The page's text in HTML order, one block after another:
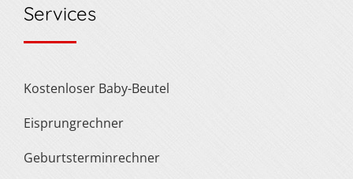
Services
Kostenloser Baby-Beutel
Eisprungrechner
Geburtsterminrechner